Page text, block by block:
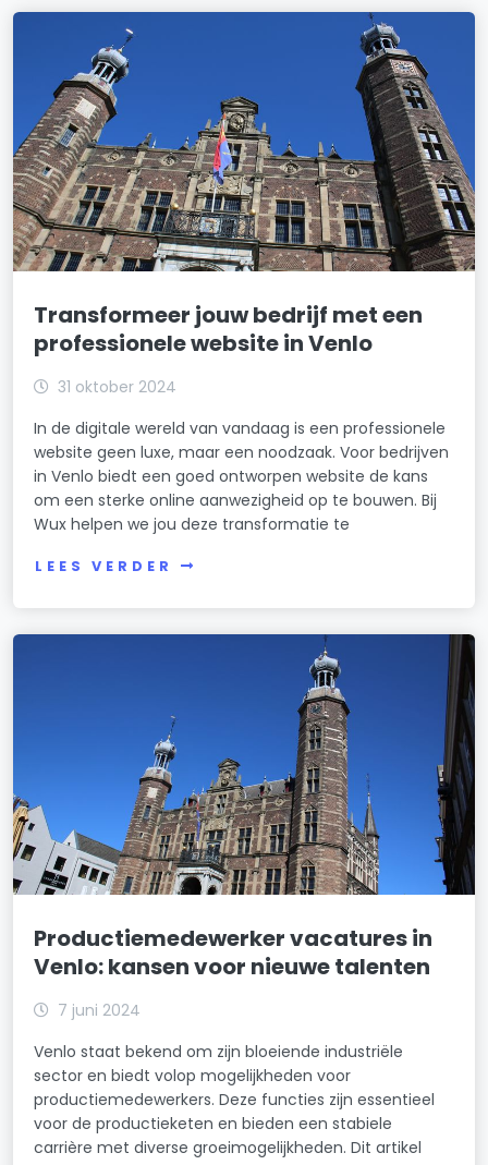
Transformeer jouw bedrijf met een
professionele website in Venlo
31 oktober 2024
In de digitale wereld van vandaag is een professionele
website geen luxe, maar een noodzaak. Voor bedrijven
in Venlo biedt een goed ontworpen website de kans
om een sterke online aanwezigheid op te bouwen. Bij
Wux helpen we jou deze transformatie te
LEES VERDER
Productiemedewerker vacatures in
Venlo: kansen voor nieuwe talenten
7 juni 2024
Venlo staat bekend om zijn bloeiende industriële
sector en biedt volop mogelijkheden voor
productiemedewerkers. Deze functies zijn essentieel
voor de productieketen en bieden een stabiele
carrière met diverse groeimogelijkheden. Dit artikel